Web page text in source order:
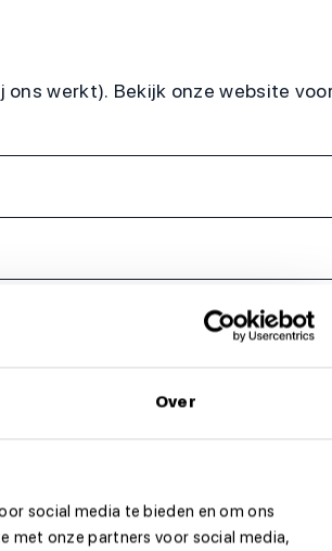
Over
social media te bieden en om ons
met onze partners voor social media,
werkt). Bekijk onze website